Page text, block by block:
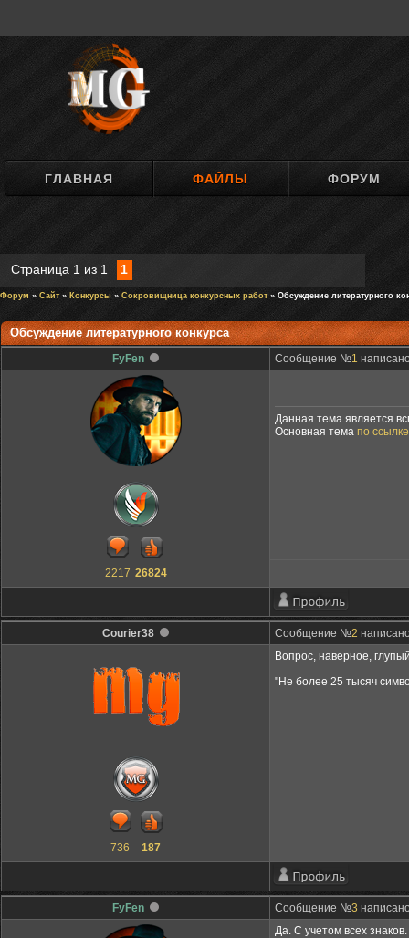
ГЛАВНАЯ ФАЙЛЫ ФОРУМ
Страница 1 из 1 1
Форум » Сайт» Конкурсы » Сокровищница конкурсных работ» Обсуждение литературного
Обсуждение литературного конкурса
FyFen Сообщение №1
2217 26824
Данная тема является
Основная тема по ссылке
Courier38 Сообщение №2
736 187
Вопрос, наверное,
"Не более 25 тысяч
FyFen Сообщение №3
Да. С учетом всех